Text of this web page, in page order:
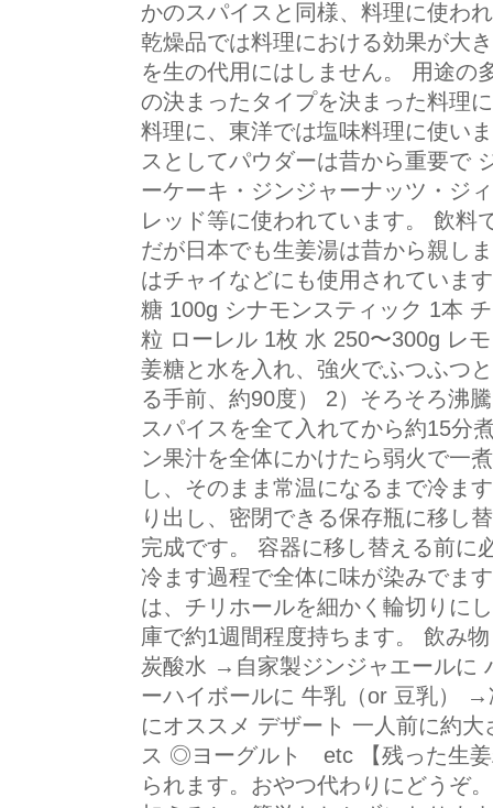
かのスパイスと同様、料理に使わ
乾燥品では料理における効果が大
を生の代用にはしません。 用途の
の決まったタイプを決まった料理
料理に、東洋では塩味料理に使い
スとしてパウダーは昔から重要で
ーケーキ・ジンジャーナッツ・ジ
レッド等に使われています。 飲料
だが日本でも生姜湯は昔から親し
はチャイなどにも使用されていま
糖 100g シナモンスティック 1本
粒 ローレル 1枚 水 250〜300g レ
姜糖と水を入れ、強火でふつふつ
る手前、約90度） 2）そろそろ沸
スパイスを全て入れてから約15分
ン果汁を全体にかけたら弱火で一
し、そのまま常温になるまで冷ま
り出し、密閉できる保存瓶に移し
完成です。 容器に移し替える前に
冷ます過程で全体に味が染みでま
は、チリホールを細かく輪切りに
庫で約1週間程度持ちます。 飲み
炭酸水 →自家製ジンジャエールに
ーハイボールに 牛乳（or 豆乳）
にオススメ デザート 一人前に約
ス ◎ヨーグルト etc 【残った生姜
られます。おやつ代わりにどうぞ